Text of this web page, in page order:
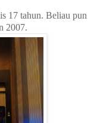
17 tahun. Beliau pun
2007.